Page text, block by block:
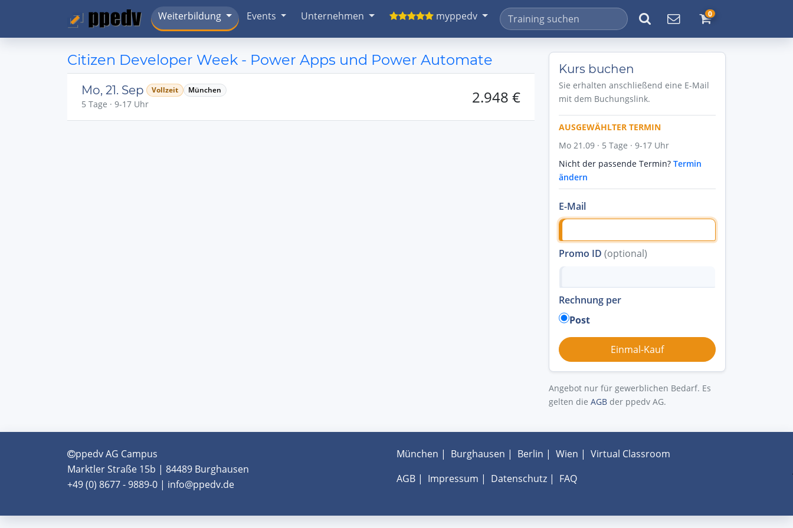
Weiterbildung Events Unternehmen myppedv 0
Citizen Developer Week - Power Apps und Power Automate
Mo, 21. Sep Vollzeit München
5 Tage · 9-17 Uhr 2.948 €
Kurs buchen
Sie erhalten anschließend eine E-Mail
mit dem Buchungslink.
AUSGEWÄHLTER TERMIN
Mo 21.09 · 5 Tage · 9-17 Uhr
Nicht der passende Termin? Termin
ändern
E-Mail
Promo ID (optional)
Rechnung per
Post
Angebot nur für gewerblichen Bedarf. Es
gelten die AGB der ppedv AG.
ppedv AG Campus
Marktler Straße 15b | 84489 Burghausen
+49 (0) 8677 - 9889-0 | info@ppedv.de
München | Burghausen | Berlin | Wien | Virtual Classroom
AGB| Impressum | Datenschutz| FAQ